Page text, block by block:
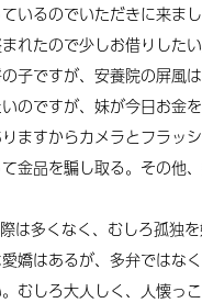
いるのでいただきに来ま
れたので少しお借りした
子ですが、安養院の屏風
のですが、妹が今日お金
ますからカメラとフラッ
金品を騙し取る。その他
は多くなく、むしろ孤独を
嬌はあるが、多弁ではな
むしろ大人しく、人懐っこ